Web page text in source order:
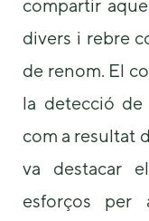
compartir
divers i rebre
de renom. El
la detecció de
com a resultat
va destacar
esforços per